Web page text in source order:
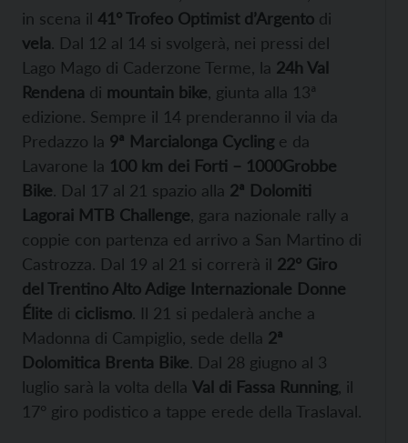
in scena il 41° Trofeo Optimist d’Argento di
vela. Dal 12 al 14 si svolgerà, nei pressi del
Lago Mago di Caderzone Terme, la 24h Val
Rendena di mountain bike , giunta alla 13ª
edizione. Sempre il 14 prenderanno il via da
Predazzo la 9ª Marcialonga Cycling e da
Lavarone la 100 km dei Forti – 1000Grobbe
Bike. Dal 17 al 21 spazio alla 2ª Dolomiti
Lagorai MTB Challenge , gara nazionale rally a
coppie con partenza ed arrivo a San Martino di
Castrozza. Dal 19 al 21 si correrà il 22° Giro
del Trentino Alto Adige Internazionale Donne
Élite di ciclismo. Il 21 si pedalerà anche a
Madonna di Campiglio, sede della 2ª
Dolomitica Brenta Bike. Dal 28 giugno al 3
luglio sarà la volta della Val di Fassa Running , il
17° giro podistico a tappe erede della Traslaval.